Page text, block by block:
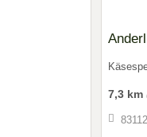
7,3 km